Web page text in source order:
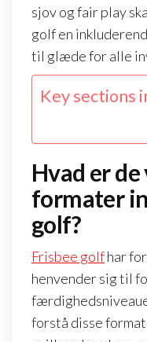
sjov og fair play
golf en
til glæde for alle
Key sections
Hvad er
formater
golf?
Frisbee golfhar
henvender sig til
forstå disse